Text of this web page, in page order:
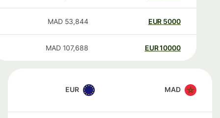
5000
EUR
53,844
MAD
10000
EUR
107,688
MAD
MAD
EUR